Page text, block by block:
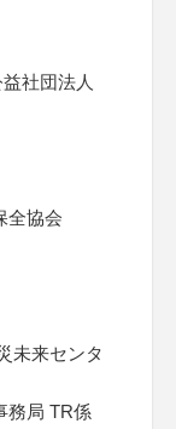
社団法人
全協会
未来センタ
務局 TR係